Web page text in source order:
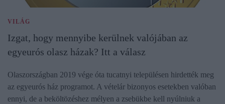
VILÁG
Izgat, hogy mennyibe kerülnek valójában az
egyeurós olasz házak? Itt a válasz
Olaszországban 2019 vége óta tucatnyi településen hirdették meg
az egyeurós ház programot. A vételár bizonyos esetekben valóban
ennyi, de a beköltözéshez mélyen a zsebükbe kell nyúlniuk a